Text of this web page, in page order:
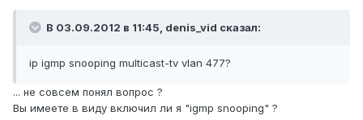
В 03.09.2012 в 11:45, denis_vid сказал:
ip igmp snooping multicast-tv vlan 477?
... не совсем понял вопрос ?
Вы имеете в виду включил ли я "igmp snooping" ?